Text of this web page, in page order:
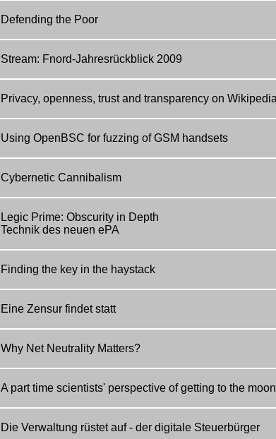
Defending the Poor
Stream: Fnord-Jahresrückblick 2009
Privacy, openness, trust and transparency on Wikipedia
Using OpenBSC for fuzzing of GSM handsets
Cybernetic Cannibalism
Legic Prime: Obscurity in Depth
Technik des neuen ePA
Finding the key in the haystack
Eine Zensur findet statt
Why Net Neutrality Matters?
A part time scientists' perspective of getting to the moon
Die Verwaltung rüstet auf - der digitale Steuerbürger